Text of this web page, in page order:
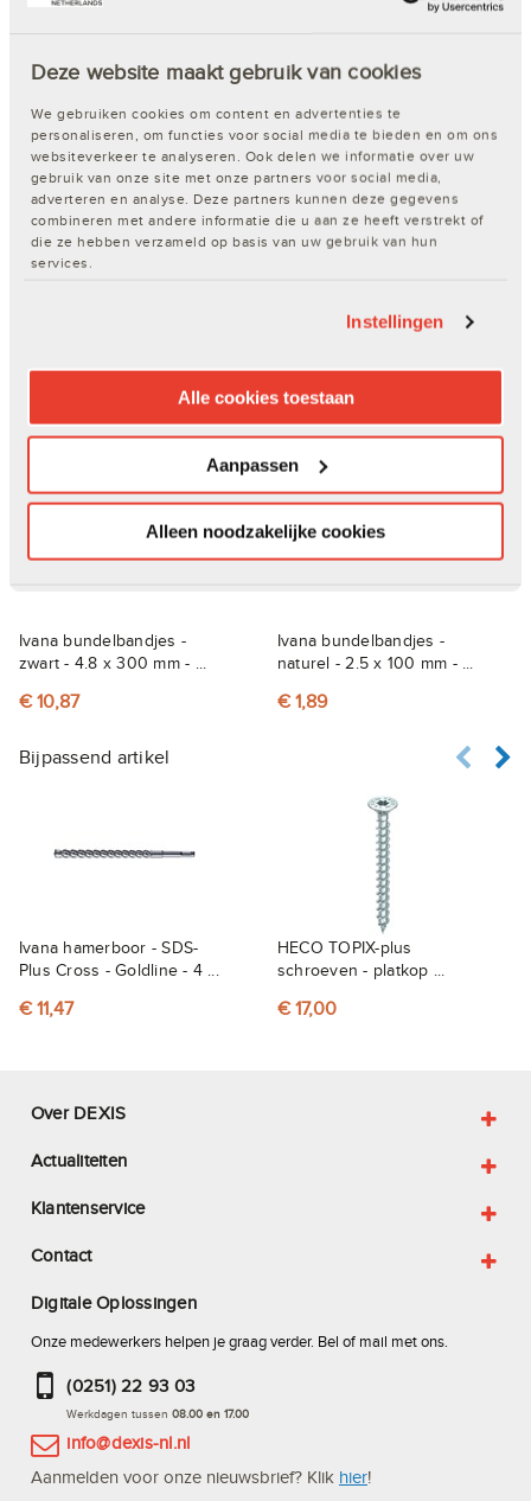
Deze website maakt gebruik van cookies
We gebruiken cookies om content en advertenties te
personaliseren, om functies voor social media te bieden en om ons
websiteverkeer te analyseren. Ook delen we informatie over uw
gebruik van onze site met onze partners voor social media,
adverteren en analyse. Deze partners kunnen deze gegevens
combineren met andere informatie die u aan ze heeft verstrekt of
die ze hebben verzameld op basis van uw gebruik van hun
services.
Instellingen
Alle cookies toestaan
Aanpassen
Alleen noodzakelijke cookies
Snel en eenvoudig bestellen
Inzicht in de actuele voorraad
Je eigen klantspecifieke prijzen
Keuze uit ruim 65.000 artikelen
ProPunten sparen voor gratis cadeaus
Nog geen account?Klik hier!
Productspecificaties
Ivana bundelbandjes -
zwart - 4.8 x 300 mm - ...
€ 10,87
Ivana bundelbandjes -
naturel - 2.5 x 100 mm - ...
€ 1,89
Bijpassend artikel
Ivana hamerboor - SDS-
Plus Cross - Goldline - 4 ...
€ 11,47
HECO TOPIX-plus
schroeven - platkop ...
€ 17,00
Over DEXIS
Actualiteiten
Klantenservice
Contact
Digitale Oplossingen
Onze medewerkers helpen je graag verder. Bel of mail met ons.
(0251) 22 93 03
Werkdagen tussen 08.00 en 17.00
info@dexis-nl.nl
Aanmelden voor onze nieuwsbrief? Klik hier!